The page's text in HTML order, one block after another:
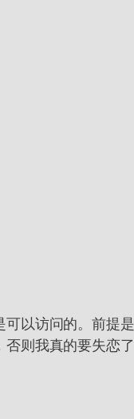
以访问的。前提
则我真的要失恋